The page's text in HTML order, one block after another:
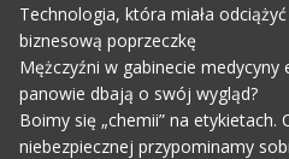
Technologia, która miała
biznesową poprzeczkę
Mężczyźni w gabinecie medycyny
panowie dbają o swój wygląd?
Boimy się „chemii” na etykietach.
niebezpiecznej przypominamy